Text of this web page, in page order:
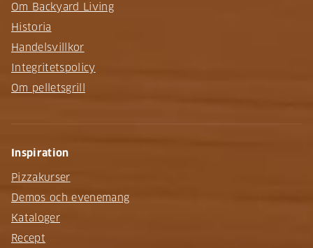
Om Backyard Living
Historia
Handelsvillkor
Integritetspolicy
Om pelletsgrill
Inspiration
Pizzakurser
Demos och evenemang
Kataloger
Recept